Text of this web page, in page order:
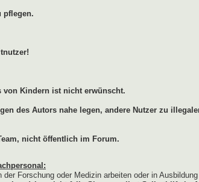
pflegen.
von Kindern ist nicht erwünscht.
des Autors nahe legen, andere Nutzer zu
nicht öffentlich im Forum.
Forschung oder Medizin arbeiten oder in